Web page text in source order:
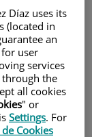
Díaz uses its
(located in
an
user
services
the
all cookies
" or
Settings. For
Cookies